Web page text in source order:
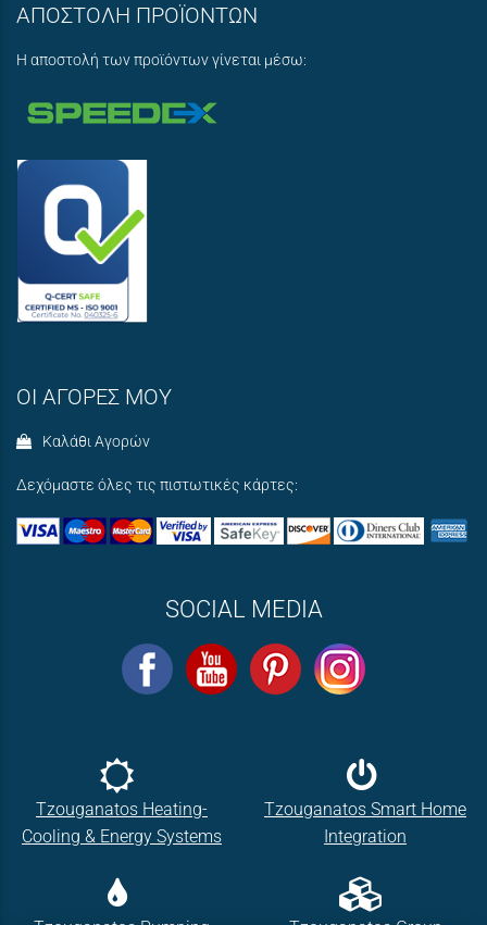
ΑΠΟΣΤΟΛΗ ΠΡΟΪΟΝΤΩΝ
Η αποστολή των προϊόντων γίνεται μέσω:
ΟΙ ΑΓΟΡΕΣ ΜΟΥ
Καλάθι Αγορών
Δεχόμαστε όλες τις πιστωτικές κάρτες:
SOCIAL MEDIA
Tzouganatos Heating-
Cooling & Energy Systems
Tzouganatos Smart Home
Integration